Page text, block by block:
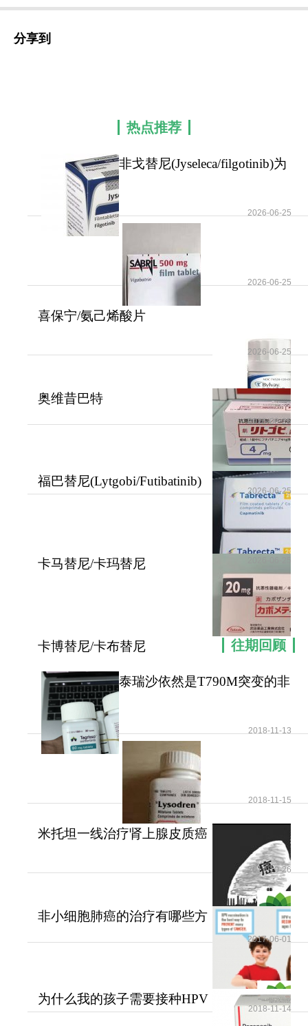
节炎的标准治疗剂量为200 mg口服，每日一次，可
18小时半衰期支持每日单次给药，能维持稳定血药
核心适应症为中重度活动性类风湿性
关节炎（RA）成人患者，尤其适用于对传统改善病
情抗风湿药（DMARDs）反应不足或不耐受的群
体，包括甲氨蝶呤（MTX）剂量≥15 mg/周且疗程≥3
个月无效者。药物可单药或与MTX联用，在控制关
节疼痛、肿胀等症状同时，通过抑制关节侵蚀进展
益，其影像学缓解目标（mTSS评分0.3）显著优于
传统治疗。关键临床试验显示，传统治疗失败患者
经非戈替尼治疗后ACR20缓解率达76%，验证了其
在难治性RA中的临床价值。如有需要,请咨询康必行
海外医疗医学顾问:4006-130-650或扫码添加下方微
更多药品详情请访问非戈替尼
https://www.kangbixing.com/drug/Filgotinib/
一对一客服专业解答
"扫一扫添加官方微信 咨询解答更便捷"
分享到
热点推荐
非戈替尼(Jyseleca/filgotinib)为
2026-06-25
喜保宁/氨己烯酸片
2026-06-25
奥维昔巴特
2026-06-25
福巴替尼(Lytgobi/Futibatinib)
为FGFR2基因
2026-06-25
卡马替尼/卡玛替尼
2026-06-25
卡博替尼/卡布替尼
往期回顾
泰瑞沙依然是T790M突变的非
2018-11-13
米托坦一线治疗肾上腺皮质癌
2018-11-15
非小细胞肺癌的治疗有哪些方
2017-10-26
为什么我的孩子需要接种HPV
疫苗？儿童需要HPV疫苗
2017-06-01
2018-11-14